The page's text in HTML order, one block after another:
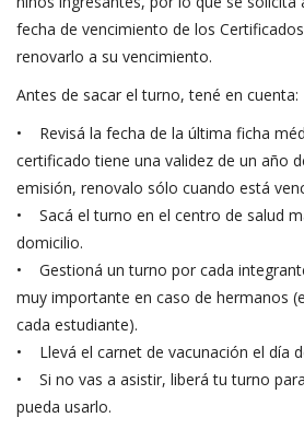
fecha de vencimiento de los
renovarlo a su vencimiento.
Antes de sacar el turno, tené en cuenta:
• Revisá la fecha de la última ficha
certificado tiene una validez de un año
emisión, renovalo sólo cuando está
• Sacá el turno en el centro de salud
domicilio.
• Gestioná un turno por cada
muy importante en caso de hermanos
cada estudiante).
• Llevá el carnet de vacunación el día
• Si no vas a asistir, liberá tu turno
pueda usarlo.